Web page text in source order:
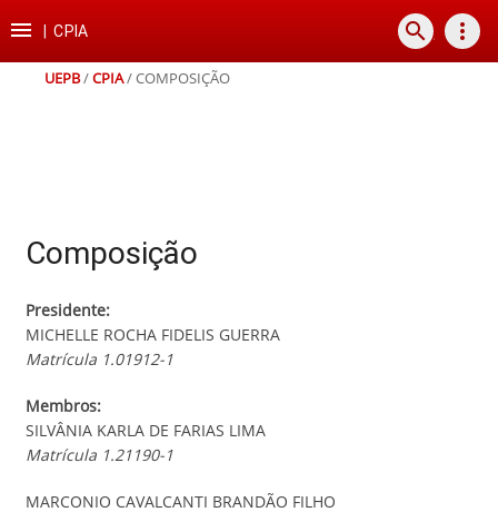
para
conteúdo
para
para
para
rodapé
 |CPIA search more_vert
UEPB/CPIA/COMPOSIÇÃO
Composição
Presidente:
MICHELLE ROCHA FIDELIS GUERRA
Matrícula 1.01912-1
Membros:
SILVÂNIA KARLA DE FARIAS LIMA
Matrícula 1.21190-1
MARCONIO CAVALCANTI BRANDÃO FILHO